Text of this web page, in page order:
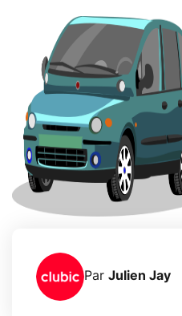
Par Julien Jay